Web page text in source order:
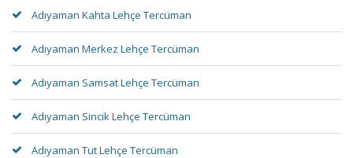
Adıyaman Kahta Lehçe Tercüman
Adıyaman Merkez Lehçe Tercüman
Adıyaman Samsat Lehçe Tercüman
Adıyaman Sincik Lehçe Tercüman
Adıyaman Tut Lehçe Tercüman